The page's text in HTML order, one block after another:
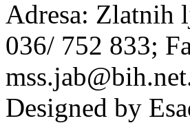
Adresa: Zlatnih
036/ 752 833;
Designed by